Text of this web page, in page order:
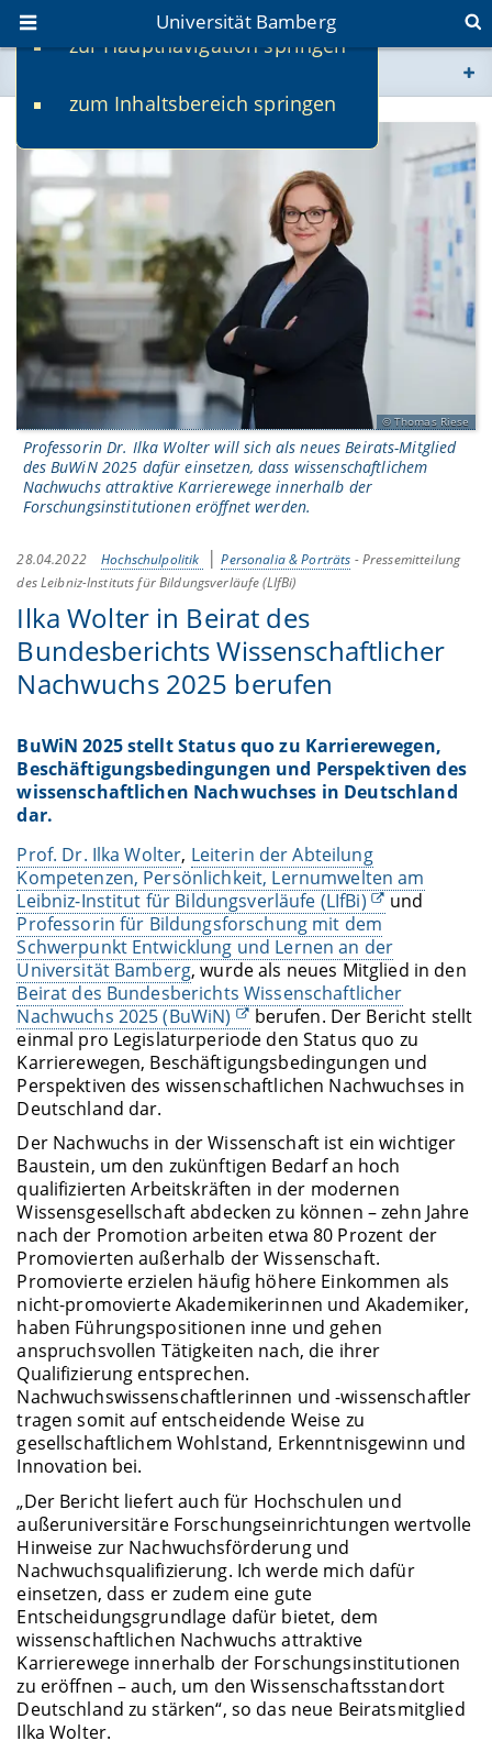
zur Hauptnavigation springen
zum Inhaltsbereich springen
Universität Bamberg
www.uni-bamberg.de
univis.uni-bamberg.de
fis.uni-bamberg.de
Thomas Riese
Professorin Dr. Ilka Wolter will sich als neues Beirats-Mitglied
des BuWiN 2025 dafür einsetzen, dass wissenschaftlichem
Nachwuchs attraktive Karrierewege innerhalb der
Forschungsinstitutionen eröffnet werden.
28.04.2022 Hochschulpolitik Personalia & Porträts -Pressemitteilung
des Leibniz-Instituts für Bildungsverläufe (LIfBi)
Ilka Wolter in Beirat des
Bundesberichts Wissenschaftlicher
Nachwuchs 2025 berufen
BuWiN 2025 stellt Status quo zu Karrierewegen,
Beschäftigungsbedingungen und Perspektiven des
wissenschaftlichen Nachwuchses in Deutschland
dar.
Prof. Dr. Ilka Wolter, Leiterin der Abteilung
Kompetenzen, Persönlichkeit, Lernumwelten am
Leibniz-Institut für Bildungsverläufe (LIfBi)
und
Professorin für Bildungsforschung mit dem
Schwerpunkt Entwicklung und Lernen an der
Universität Bamberg, wurde als neues Mitglied in den
Beirat des Bundesberichts Wissenschaftlicher
Nachwuchs 2025 (BuWiN)
berufen. Der Bericht stellt
einmal pro Legislaturperiode den Status quo zu
Karrierewegen, Beschäftigungsbedingungen und
Perspektiven des wissenschaftlichen Nachwuchses in
Deutschland dar.
Der Nachwuchs in der Wissenschaft ist ein wichtiger
Baustein, um den zukünftigen Bedarf an hoch
qualifizierten Arbeitskräften in der modernen
Wissensgesellschaft abdecken zu können – zehn Jahre
nach der Promotion arbeiten etwa 80 Prozent der
Promovierten außerhalb der Wissenschaft.
Promovierte erzielen häufig höhere Einkommen als
nicht-promovierte Akademikerinnen und Akademiker,
haben Führungspositionen inne und gehen
anspruchsvollen Tätigkeiten nach, die ihrer
Qualifizierung entsprechen.
Nachwuchswissenschaftlerinnen und -wissenschaftler
tragen somit auf entscheidende Weise zu
gesellschaftlichem Wohlstand, Erkenntnisgewinn und
Innovation bei.
„Der Bericht liefert auch für Hochschulen und
außeruniversitäre Forschungseinrichtungen wertvolle
Hinweise zur Nachwuchsförderung und
Nachwuchsqualifizierung. Ich werde mich dafür
einsetzen, dass er zudem eine gute
Entscheidungsgrundlage dafür bietet, dem
wissenschaftlichen Nachwuchs attraktive
Karrierewege innerhalb der Forschungsinstitutionen
zu eröffnen – auch, um den Wissenschaftsstandort
Deutschland zu stärken“, so das neue Beiratsmitglied
Ilka Wolter.